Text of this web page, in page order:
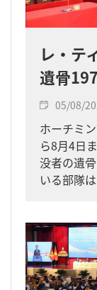
レ・テ
遺骨
05/08/
ホーチミ
ら8月4日
没者の遺
いる部隊